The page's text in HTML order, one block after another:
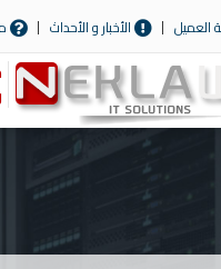
العميل الأخبار و الأحداث